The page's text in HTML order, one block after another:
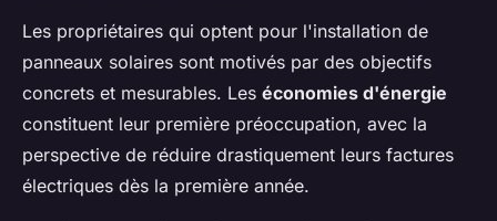
Les propriétaires qui optent pour l'installation de
panneaux solaires sont motivés par des objectifs
concrets et mesurables. Les économies d'énergie
constituent leur première préoccupation, avec la
perspective de réduire drastiquement leurs factures
électriques dès la première année.